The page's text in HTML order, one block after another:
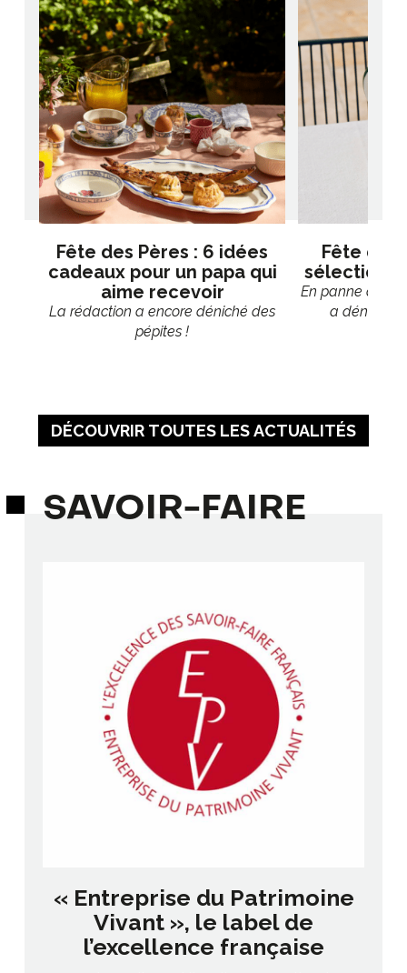
Fête des Pères : 6 idées
cadeaux pour un papa qui
aime recevoir
La rédaction a encore déniché des
pépites !
Fête des
sélection
En panne
a déniché
DÉCOUVRIR TOUTES LES ACTUALITÉS
SAVOIR-FAIRE
« Entreprise du Patrimoine
Vivant », le label de
l’excellence française